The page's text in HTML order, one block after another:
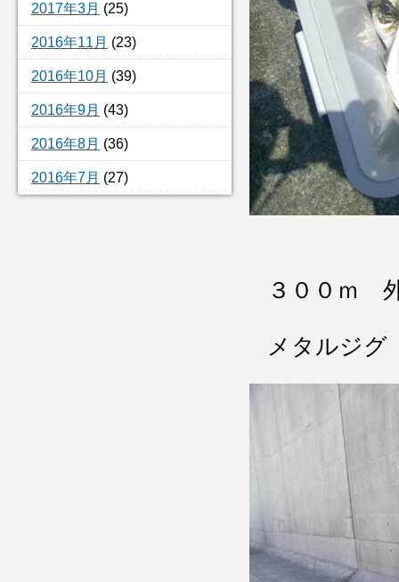
2017年3月 (25)
2016年11月 (23)
2016年10月 (39)
2016年9月 (43)
2016年8月 (36)
2016年7月 (27)
３００ｍ
メタルジグ